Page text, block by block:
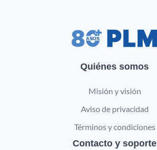
Quiénes somos
Misión y visión
Aviso de privacidad
Términos y condiciones
Contacto y soporte